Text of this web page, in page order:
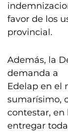
favor de los
provincial.
Además, la
demanda a
Edelap en el
sumarísimo,
contestar, en
entregar